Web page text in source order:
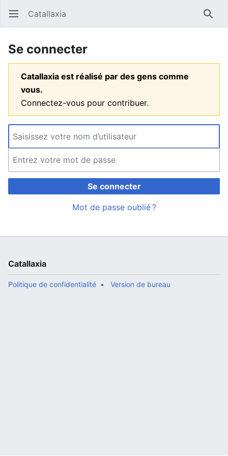
Ouvrir le menu principal Catallaxia
Se connecter
Catallaxia est réalisé par des gens comme
vous.
Connectez-vous pour contribuer.
Se connecter
Mot de passe oublié ?
Catallaxia
Politique de confidentialité Version de bureau